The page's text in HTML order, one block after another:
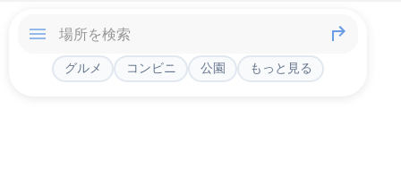
グルメ コンビニ 公園 もっと見る